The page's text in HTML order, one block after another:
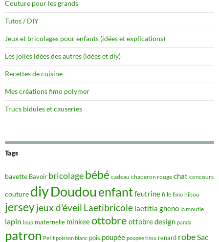
Couture pour les grands
Tutos / DIY
Jeux et bricolages pour enfants (idées et explications)
Les jolies idées des autres (idées et diy)
Recettes de cuisine
Mes créations fimo polymer
Trucs bidules et causeries
Tags
bavette Bavoir bricolagebébé cadeau chaperon rouge chat concours
couture diyDoudou enfantfeutrine fille fimo hibou
jerseyjeux d'éveil Laetibricole laetitia gheno la moufle
lapin loup maternelle minkeeottobre ottobre design panda
patron Petit poisson blanc pois poupée poupée tissu renard robeSac